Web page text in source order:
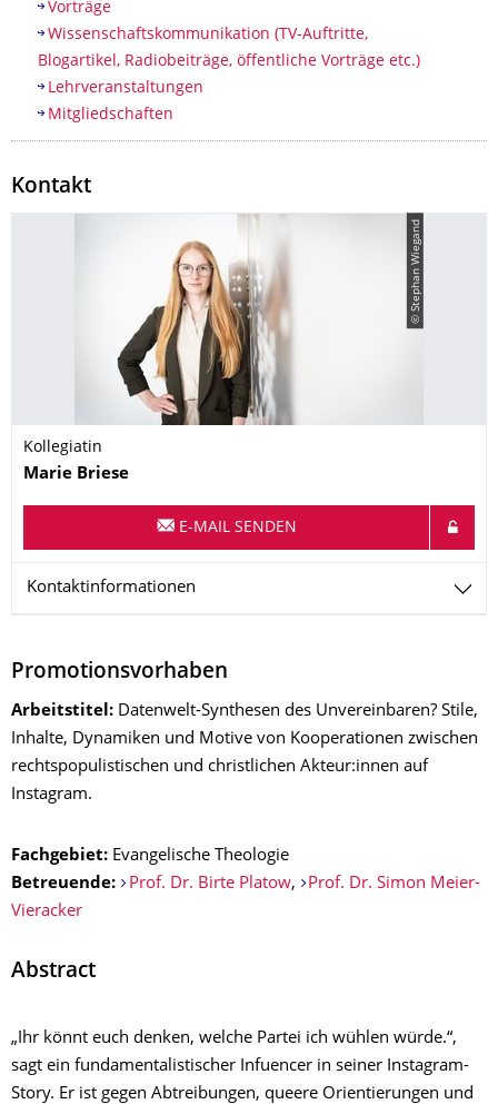
Vorträge
Wissenschaftskommunikation (TV-Auftritte,
Blogartikel, Radiobeiträge, öffentliche Vorträge etc.)
Lehrveranstaltungen
Mitgliedschaften
Kontakt
© Stephan Wiegand
Kollegiatin
Name
Marie Briese
E-MAIL SENDEN
Kontaktinformationen
Promotionsvorhaben
Arbeitstitel: Datenwelt-Synthesen des Unvereinbaren? Stile,
Inhalte, Dynamiken und Motive von Kooperationen zwischen
rechtspopulistischen und christlichen Akteur:innen auf
Instagram.
Fachgebiet: Evangelische Theologie
Betreuende:
Prof. Dr. Birte Platow,
Prof. Dr. Simon Meier-
Vieracker
Abstract
„Ihr könnt euch denken, welche Partei ich wühlen würde.“,
sagt ein fundamentalistischer Infuencer in seiner Instagram-
Story. Er ist gegen Abtreibungen, queere Orientierungen und